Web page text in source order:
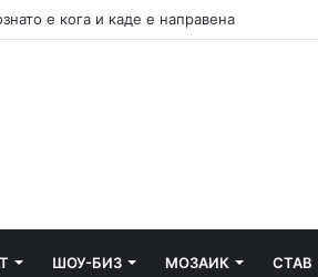
ШОУ-БИЗ МОЗАИК СТАВ